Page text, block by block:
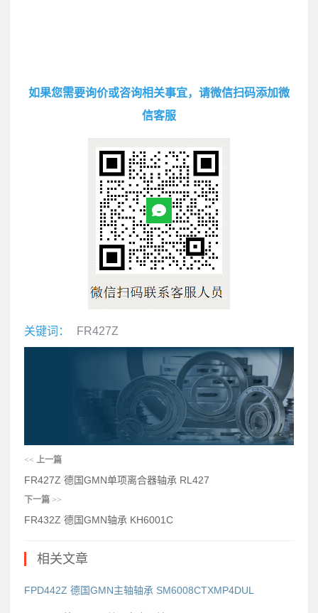
如果您需要询价或咨询相关事宜，请微信扫码添加微
信客服
关键词： FR427Z
<< 上一篇
FR427Z 德国GMN单项离合器轴承 RL427
下一篇 >>
FR432Z 德国GMN轴承 KH6001C
相关文章
FPD442Z 德国GMN主轴轴承 SM6008CTXMP4DUL